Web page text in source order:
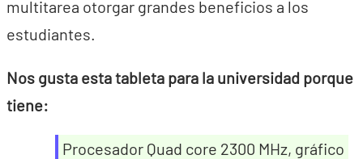
multitarea otorgar grandes beneficios a los
estudiantes.
Nos gusta esta tableta para la universidad porque
tiene:
Procesador Quad core 2300 MHz, gráfico